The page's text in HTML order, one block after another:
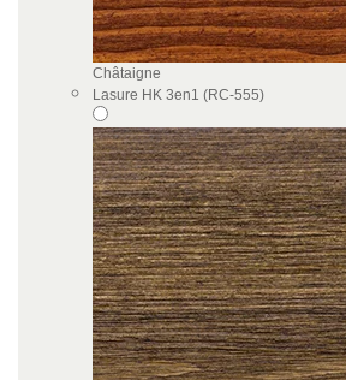
Châtaigne
Lasure HK 3en1 (RC-555)